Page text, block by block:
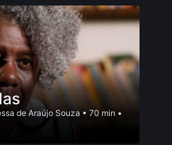
de Araújo Souza • 70 min •